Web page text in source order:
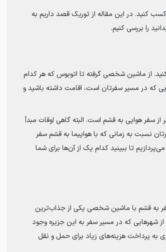
کنید. در این مقاله از توریک قصد داریم به
را بررسی کنیم.
از ماشین شخصی گرفته تا اتوبوس که هر کدام
که در مسیر سفرتان است، اقامت داشته باشید و
سفر هوایی به قشم است. البته گاهی اوقات مبدأ
نسبت به زمانی که با هواپیما به قشم سفر
به بررسی 3 روش سفر زمینی به قشم می‌پردازیم تا ببینید کدام یک از آن‌ها برای شما
به قشم با ماشین شخصی یکی از جذاب‌ترین
شهرهایی که در مسیر سفر به این جزیره وجود
به پرداخت هزینه‌های زیاد برای حمل و نقل